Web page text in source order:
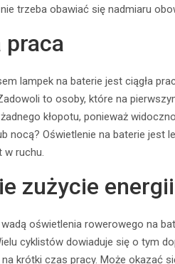
trzeba obawiać się nadmiaru
praca
lampek na baterie jest ciągła
to osoby, które na
kłopotu, ponieważ
nocą? Oświetlenie na baterie jest
w ruchu.
zużycie energii
oświetlenia rowerowego na
cyklistów dowiaduje się o tym
na krótki czas pracy. Może okazać